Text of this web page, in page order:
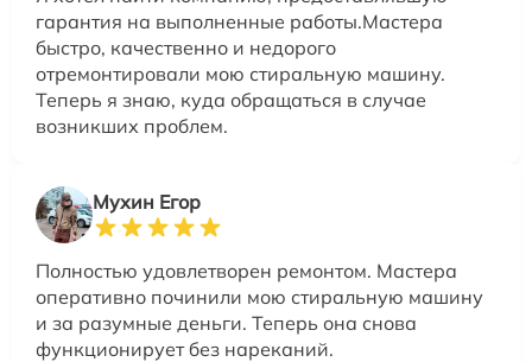
гарантия на выполненные работы.Мастера
быстро, качественно и недорого
отремонтировали мою стиральную машину.
Теперь я знаю, куда обращаться в случае
возникших проблем.
Мухин Егор
Полностью удовлетворен ремонтом. Мастера
оперативно починили мою стиральную машину
и за разумные деньги. Теперь она снова
функционирует без нареканий.